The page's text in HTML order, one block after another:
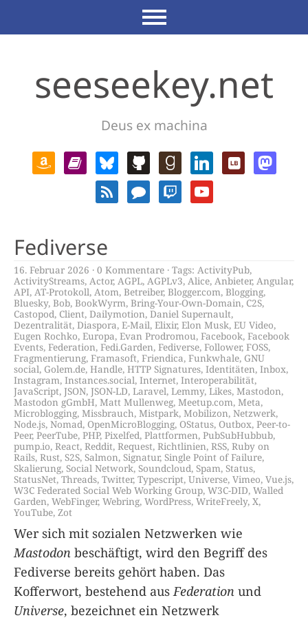
seeseekey.net
Deus ex machina
Fediverse
16. Februar 2026 0 Kommentare Tags: ActivityPub,
ActivityStreams, Actor, AGPL, AGPLv3, Alice, Anbieter, Angular,
API, AT-Protokoll, Atom, Betreiber, Blogger.com, Blogging,
Bluesky, Bob, BookWyrm, Bring-Your-Own-Domain, C2S,
Castopod, Client, Dailymotion, Daniel Supernault,
Dezentralität, Diaspora, E-Mail, Elixir, Elon Musk, EU Video,
Eugen Rochko, Europa, Evan Prodromou, Facebook, Facebook
Events, Federation, Fedi.Garden, Fediverse, Follower, FOSS,
Fragmentierung, Framasoft, Friendica, Funkwhale, GNU
social, Golem.de, Handle, HTTP Signatures, Identitäten, Inbox,
Instagram, Instances.social, Internet, Interoperabilität,
JavaScript, JSON, JSON-LD, Laravel, Lemmy, Likes, Mastodon,
Mastodon gGmbH, Matt Mullenweg, Meetup.com, Meta,
Microblogging, Missbrauch, Mistpark, Mobilizon, Netzwerk,
Node.js, Nomad, OpenMicroBlogging, OStatus, Outbox, Peer-to-
Peer, PeerTube, PHP, Pixelfed, Plattformen, PubSubHubbub,
pump.io, React, Reddit, Request, Richtlinien, RSS, Ruby on
Rails, Rust, S2S, Salmon, Signatur, Single Point of Failure,
Skalierung, Social Network, Soundcloud, Spam, Status,
StatusNet,Threads, Twitter, Typescript, Universe, Vimeo, Vue.js,
W3C Federated Social Web Working Group, W3C-DID, Walled
Garden, WebFinger, Webring, WordPress, WriteFreely, X,
YouTube, Zot
Wer sich mit sozialen Netzwerken wie
Mastodon beschäftigt, wird den Begriff des
Fediverse bereits gehört haben. Das
Kofferwort, bestehend aus Federation und
Universe, bezeichnet ein Netzwerk